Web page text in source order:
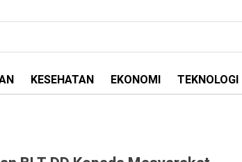
KESEHATAN EKONOMI TEKNOLOGI